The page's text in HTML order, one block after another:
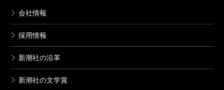
会社情報
採用情報
新潮社の沿革
新潮社の文学賞